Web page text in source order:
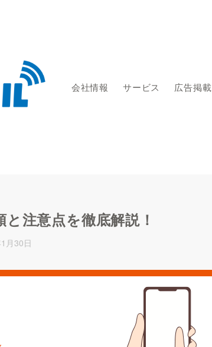
会社情報 サービス 広告掲載
注意点を徹底解説！
月30日